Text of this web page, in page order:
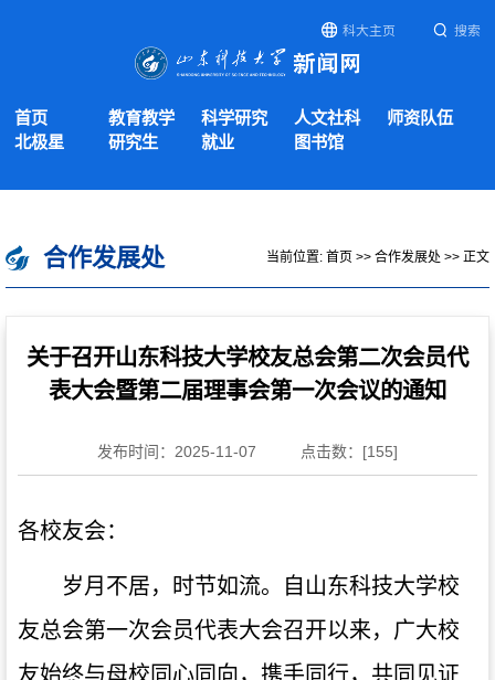
科大主页 搜索
首页 教育教学 科学研究 人文社科
师资队伍
北极星
研究生 就业 图书馆
合作发展处 当前位置: 首页 >> 合作发展处 >> 正文
关于召开山东科技大学校友总会第二次会员代
表大会暨第二届理事会第一次会议的通知
发布时间：2025-11-07 点击数：[155]
各校友会：
岁月不居，时节如流。自山东科技大学校
友总会第一次会员代表大会召开以来，广大校
友始终与母校同心同向，携手同行，共同见证